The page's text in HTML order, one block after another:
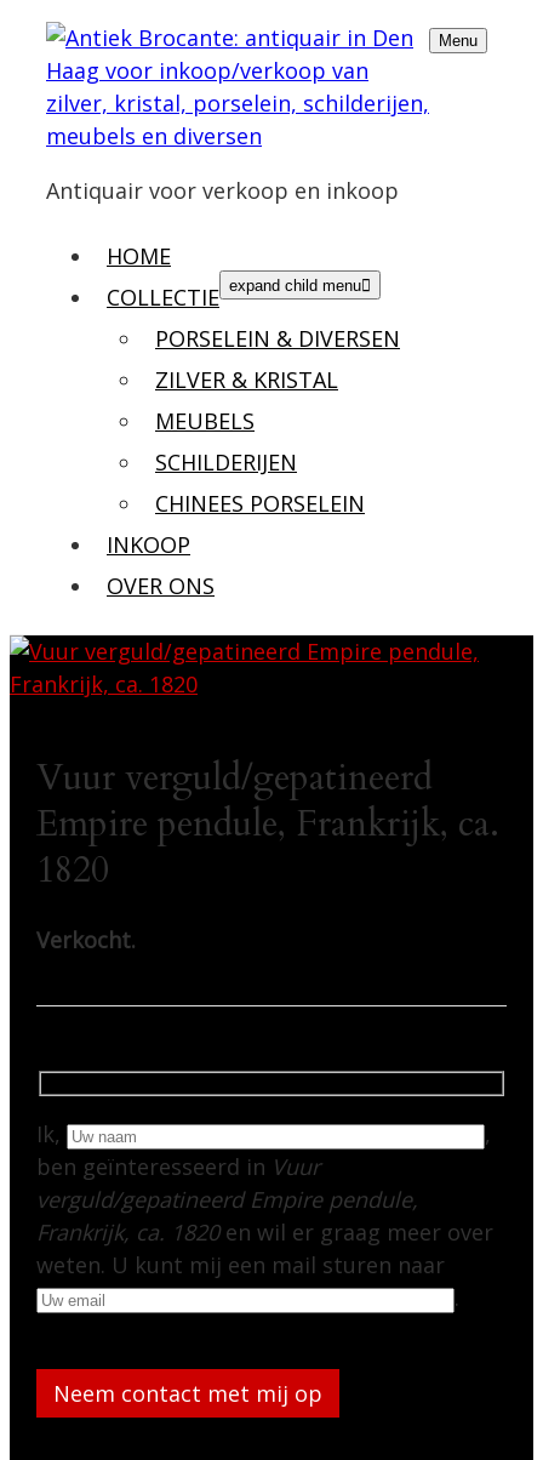
Antiquair voor verkoop en inkoop
Menu
HOME
COLLECTIE expand child menu
PORSELEIN & DIVERSEN
ZILVER & KRISTAL
MEUBELS
SCHILDERIJEN
CHINEES PORSELEIN
INKOOP
OVER ONS
Vuur verguld/gepatineerd
Empire pendule, Frankrijk, ca.
1820
Verkocht.
Ik,
,
ben geïnteresseerd in Vuur
verguld/gepatineerd Empire pendule,
Frankrijk, ca. 1820en wil er graag meer over
weten. U kunt mij een mail sturen naar
.